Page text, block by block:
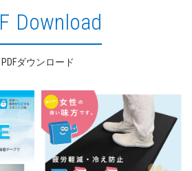
Download
PDFダウンロード